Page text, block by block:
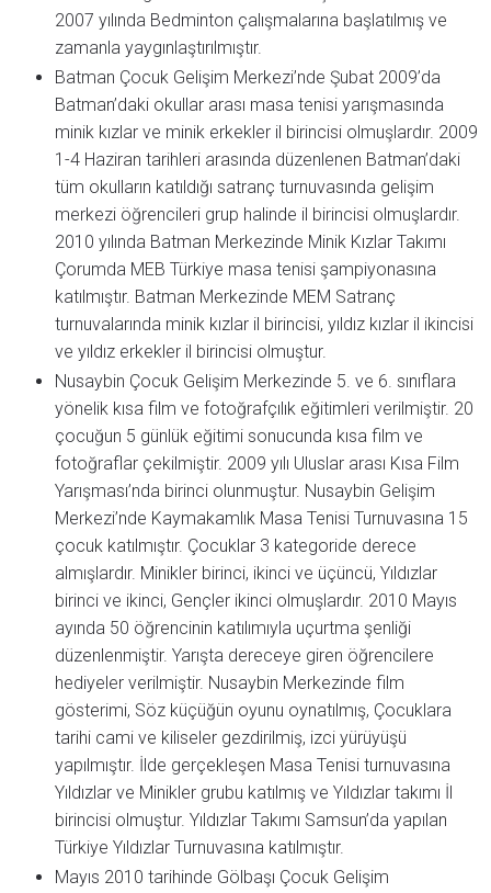
2007 yılında Bedminton çalışmalarına başlatılmış ve
zamanla yaygınlaştırılmıştır.
Batman Çocuk Gelişim Merkezi’nde Şubat 2009’da
Batman’daki okullar arası masa tenisi yarışmasında
minik kızlar ve minik erkekler il birincisi olmuşlardır. 2009
1-4 Haziran tarihleri arasında düzenlenen Batman’daki
tüm okulların katıldığı satranç turnuvasında gelişim
merkezi öğrencileri grup halinde il birincisi olmuşlardır.
2010 yılında Batman Merkezinde Minik Kızlar Takımı
Çorumda MEB Türkiye masa tenisi şampiyonasına
katılmıştır. Batman Merkezinde MEM Satranç
turnuvalarında minik kızlar il birincisi, yıldız kızlar il ikincisi
ve yıldız erkekler il birincisi olmuştur.
Nusaybin Çocuk Gelişim Merkezinde 5. ve 6. sınıflara
yönelik kısa film ve fotoğrafçılık eğitimleri verilmiştir. 20
çocuğun 5 günlük eğitimi sonucunda kısa film ve
fotoğraflar çekilmiştir. 2009 yılı Uluslar arası Kısa Film
Yarışması’nda birinci olunmuştur. Nusaybin Gelişim
Merkezi’nde Kaymakamlık Masa Tenisi Turnuvasına 15
çocuk katılmıştır. Çocuklar 3 kategoride derece
almışlardır. Minikler birinci, ikinci ve üçüncü, Yıldızlar
birinci ve ikinci, Gençler ikinci olmuşlardır. 2010 Mayıs
ayında 50 öğrencinin katılımıyla uçurtma şenliği
düzenlenmiştir. Yarışta dereceye giren öğrencilere
hediyeler verilmiştir. Nusaybin Merkezinde film
gösterimi, Söz küçüğün oyunu oynatılmış, Çocuklara
tarihi cami ve kiliseler gezdirilmiş, izci yürüyüşü
yapılmıştır. İlde gerçekleşen Masa Tenisi turnuvasına
Yıldızlar ve Minikler grubu katılmış ve Yıldızlar takımı İl
birincisi olmuştur. Yıldızlar Takımı Samsun’da yapılan
Türkiye Yıldızlar Turnuvasına katılmıştır.
Mayıs 2010 tarihinde Gölbaşı Çocuk Gelişim